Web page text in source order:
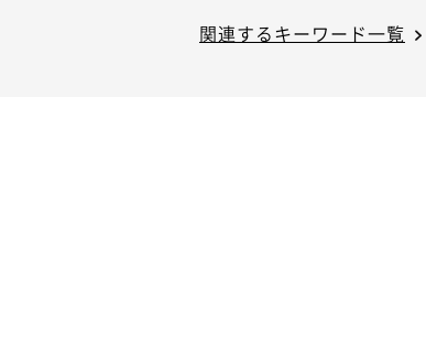
関連するキーワード一覧